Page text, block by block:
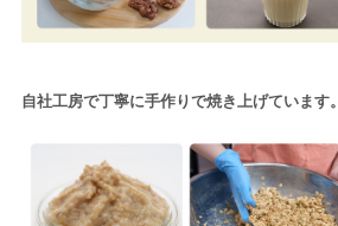
自社工房で丁寧に手作りで焼き上げています。